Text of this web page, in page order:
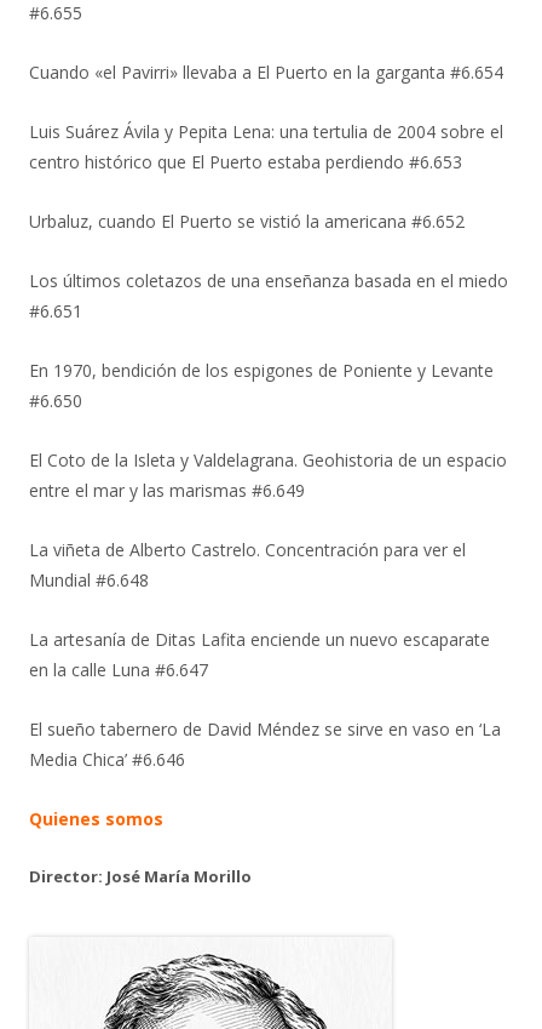
#6.655
Cuando «el Pavirri» llevaba a El Puerto en la garganta #6.654
Luis Suárez Ávila y Pepita Lena: una tertulia de 2004 sobre el
centro histórico que El Puerto estaba perdiendo #6.653
Urbaluz, cuando El Puerto se vistió la americana #6.652
Los últimos coletazos de una enseñanza basada en el miedo
#6.651
En 1970, bendición de los espigones de Poniente y Levante
#6.650
El Coto de la Isleta y Valdelagrana. Geohistoria de un espacio
entre el mar y las marismas #6.649
La viñeta de Alberto Castrelo. Concentración para ver el
Mundial #6.648
La artesanía de Ditas Lafita enciende un nuevo escaparate
en la calle Luna #6.647
El sueño tabernero de David Méndez se sirve en vaso en ‘La
Media Chica’ #6.646
Quienes somos
Director: José María Morillo